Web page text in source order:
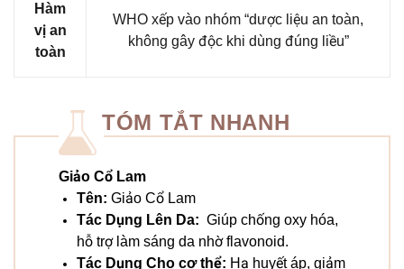
Hàm
vị an
toàn
WHO xếp vào nhóm “dược liệu an toàn,
không gây độc khi dùng đúng liều”
TÓM TẮT NHANH
Giảo Cổ Lam
Tên: Giảo Cổ Lam
Tác Dụng Lên Da: Giúp chống oxy hóa,
hỗ trợ làm sáng da nhờ flavonoid.
Tác Dụng Cho cơ thể: Hạ huyết áp, giảm